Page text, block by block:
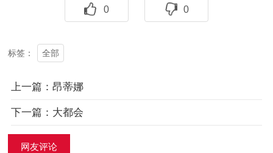
0 0
标签： 全部
上一篇：昂蒂娜
下一篇：大都会
网友评论